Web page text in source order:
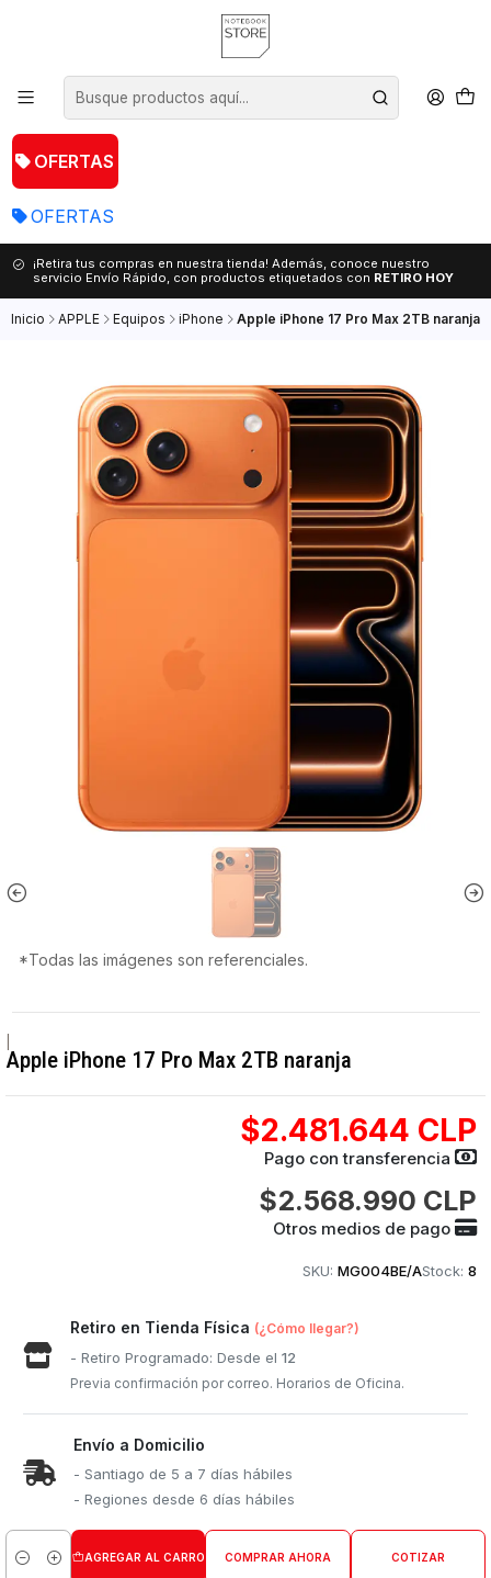
OFERTAS
OFERTAS
¡Retira tus compras en nuestra tienda! Además, conoce nuestro
servicio Envío Rápido, con productos etiquetados con RETIRO HOY
Inicio APPLE Equipos iPhone Apple iPhone 17 Pro Max 2TB naranja
*Todas las imágenes son referenciales.
Apple iPhone 17 Pro Max 2TB naranja
$2.481.644 CLP
Pago con transferencia
$2.568.990 CLP
Otros medios de pago
SKU: MG004BE/AStock: 8
Retiro en Tienda Física (¿Cómo llegar?)
- Retiro Programado: Desde el12
Previa confirmación por correo. Horarios de Oficina.
Envío a Domicilio
- Santiago de 5 a 7 días hábiles
- Regiones desde 6 días hábiles
Cantidad
AGREGAR AL CARRO COMPRAR AHORA COTIZAR